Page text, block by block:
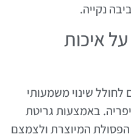
נקייה.
איכות
לחולל שינוי משמעותי
באמצעות גריטת
המיוצרת ולצמצם